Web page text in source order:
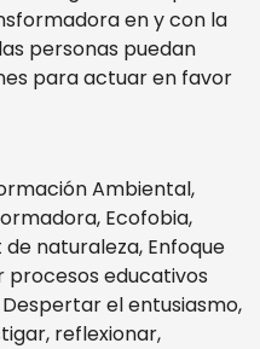
en y con la
personas puedan
para actuar en favor
Ambiental,
Ecofobia,
naturaleza, Enfoque
educativos
el entusiasmo,
reflexionar,